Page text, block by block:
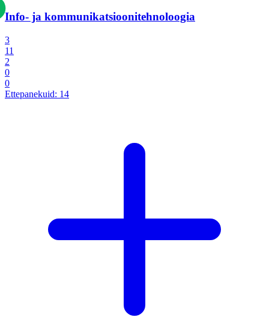
Info- ja kommunikatsiooni­tehnoloogia
3
11
2
0
0
Ettepanekuid: 14